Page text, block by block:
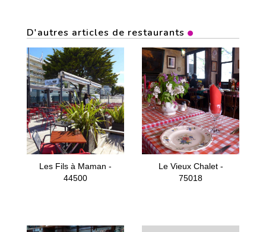
D'autres articles de restaurants
Les Fils à Maman -
44500
Le Vieux Chalet -
75018